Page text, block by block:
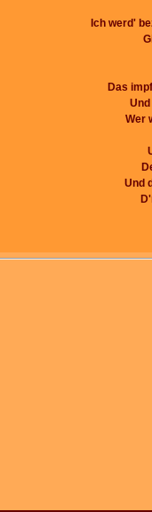
Ich werd'
Das
Wer
Und